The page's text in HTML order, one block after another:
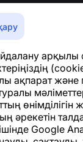
арқылы
ақпарат
өнімділігін
әрекетін
Google